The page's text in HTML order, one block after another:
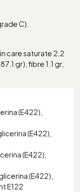
C).
care saturate 2.2
gr), fibre 1.1 gr,
(E422),
(E422),
(E422),
(E422),
E122